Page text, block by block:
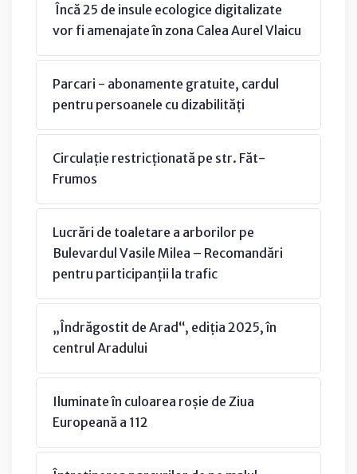
Încă 25 de insule ecologice digitalizate
vor fi amenajate în zona Calea Aurel Vlaicu
Parcari - abonamente gratuite, cardul
pentru persoanele cu dizabilități
Circulație restricționată pe str. Făt-
Frumos
Lucrări de toaletare a arborilor pe
Bulevardul Vasile Milea – Recomandări
pentru participanții la trafic
„Îndrăgostit de Arad“, ediția 2025, în
centrul Aradului
Iluminate în culoarea roșie de Ziua
Europeană a 112